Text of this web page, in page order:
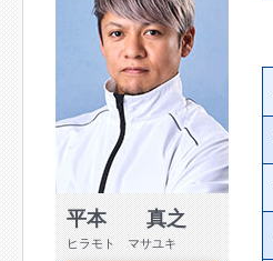
平本 真之
ヒラモト マサユキ